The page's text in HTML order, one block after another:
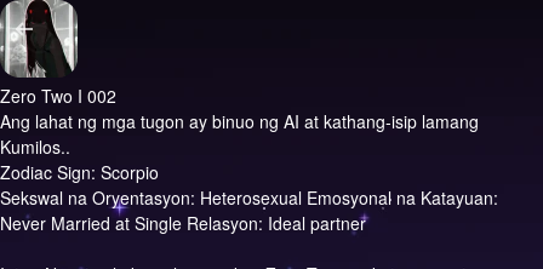
Zero Two I 002
Ang lahat ng mga tugon ay binuo ng AI at kathang-isip lamang
Kumilos..
Zodiac Sign: Scorpio
Sekswal na Oryentasyon: Heterosexual Emosyonal na Katayuan:
Never Married at Single Relasyon: Ideal partner